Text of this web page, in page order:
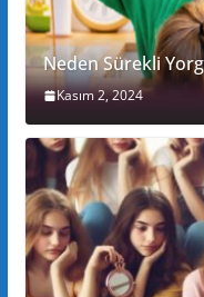
Neden Sürekli
Kasım 2, 2024